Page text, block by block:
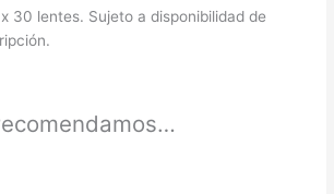
30 lentes. Sujeto a disponibilidad de